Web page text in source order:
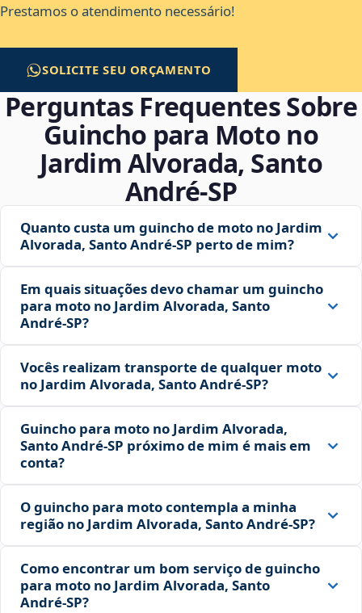
Prestamos o atendimento necessário!
SOLICITE SEU ORÇAMENTO
Perguntas Frequentes Sobre
Guincho para Moto no
Jardim Alvorada, Santo
André‑SP
Quanto custa um guincho de moto no Jardim
Alvorada, Santo André‑SP perto de mim?
Em quais situações devo chamar um guincho
para moto no Jardim Alvorada, Santo
André‑SP?
Vocês realizam transporte de qualquer moto
no Jardim Alvorada, Santo André‑SP?
Guincho para moto no Jardim Alvorada,
Santo André‑SP próximo de mim é mais em
conta?
O guincho para moto contempla a minha
região no Jardim Alvorada, Santo André‑SP?
Como encontrar um bom serviço de guincho
para moto no Jardim Alvorada, Santo
André‑SP?